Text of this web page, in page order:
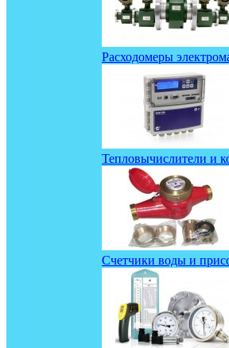
Расходомеры
Тепловычислители и
Счетчики воды и